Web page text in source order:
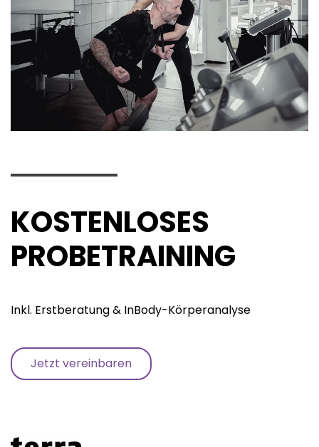
KOSTENLOSES
PROBETRAINING
Inkl. Erstberatung & InBody-Körperanalyse
Jetzt vereinbaren